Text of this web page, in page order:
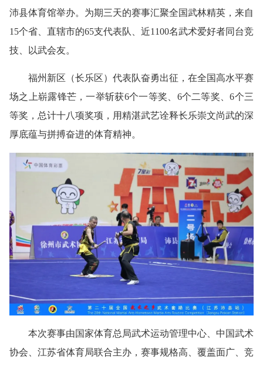
沛县体育馆举办。为期三天的赛事汇聚全国武林精英，来自
15个省、直辖市的65支代表队、近1100名武术爱好者同台竞
技、以武会友。
福州新区（长乐区）代表队奋勇出征，在全国高水平赛
场之上崭露锋芒，一举斩获6个一等奖、6个二等奖、6个三
等奖，总计十八项奖项，用精湛武艺诠释长乐崇文尚武的深
厚底蕴与拼搏奋进的体育精神。
本次赛事由国家体育总局武术运动管理中心、中国武术
协会、江苏省体育局联合主办，赛事规格高、覆盖面广、竞